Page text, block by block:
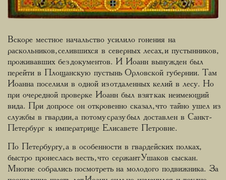
Вскоре местное начальство усилило гонения на
раскольников, селившихся в северных лесах, и пустынников,
проживавших без документов. И Иоанн вынужден был
перейти в Площанскую пустынь Орловской губернии. Там
Иоанна поселили в одной из отдаленных келий в лесу. Но
при очередной проверке Иоанн был взят как неимеющий
вида. При допросе он откровенно сказал, что тайно ушел из
службы в гвардии, а потому сразу был доставлен в Санкт-
Петербург к императрице Елисавете Петровне.
По Петербургу, а в особенности в гвардейских полках,
быстро пронеслась весть, что сержант Ушаков сыскан.
Многие собрались посмотреть на молодого подвижника. За